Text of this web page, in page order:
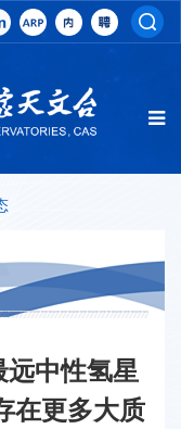
远中性氢星
在更多大质